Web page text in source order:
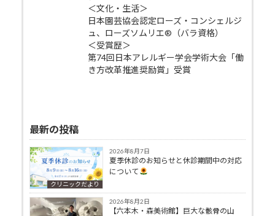
＜文化・生活＞
日本園芸協会認定ローズ・コンシェルジ
ュ、ローズソムリエ®（バラ資格）
＜受賞歴＞
第74回日本アレルギー学会学術大会「働
き方改革推進奨励賞」受賞
最新の投稿
クリニックだより
2026年8月7日
夏季休診のお知らせと休診期間中の対応
について
2026年8月2日
【六本木・森美術館】巨大な骸骨の山